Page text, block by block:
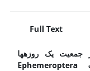
Full Text
جمعیت یک روزه­ها
Ephemeroptera